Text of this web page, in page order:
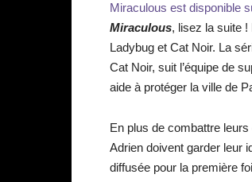
Miraculous est disponible
Miraculous, lisez la suite !
Ladybug et Cat Noir. La
Cat Noir, suit l’équipe de
aide à protéger la ville de
En plus de combattre
Adrien doivent garder leur
diffusée pour la première